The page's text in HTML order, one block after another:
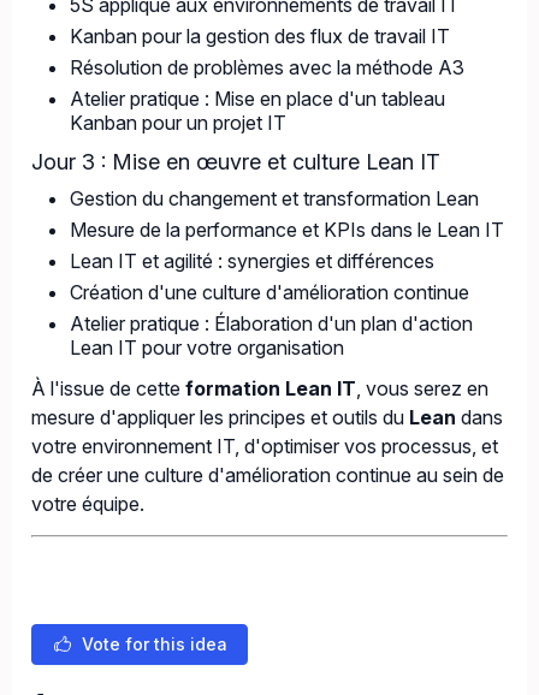
5S appliqué aux environnements de travail IT
Kanban pour la gestion des flux de travail IT
Résolution de problèmes avec la méthode A3
Atelier pratique : Mise en place d'un tableau
Kanban pour un projet IT
Jour 3 : Mise en œuvre et culture Lean IT
Gestion du changement et transformation Lean
Mesure de la performance et KPIs dans le Lean IT
Lean IT et agilité : synergies et différences
Création d'une culture d'amélioration continue
Atelier pratique : Élaboration d'un plan d'action
Lean IT pour votre organisation
À l'issue de cette formation Lean IT, vous serez en
mesure d'appliquer les principes et outils du Lean dans
votre environnement IT, d'optimiser vos processus, et
de créer une culture d'amélioration continue au sein de
votre équipe.
Vote for this idea